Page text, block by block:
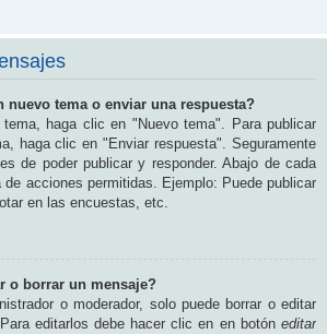
nuevo tema o enviar una respuesta?
haga clic en "Nuevo tema". Para publicar
haga clic en "Enviar respuesta". Seguramente
de poder publicar y responder. Abajo de cada
de acciones permitidas. Ejemplo: Puede publicar
en las encuestas, etc.
o borrar un mensaje?
o moderador, solo puede borrar o editar
editarlos debe hacer clic en en botón editar